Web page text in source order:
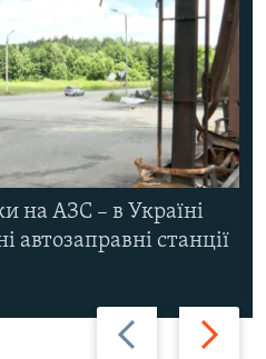
Назад Вперед
на АЗС – в Україні
автозаправні станції